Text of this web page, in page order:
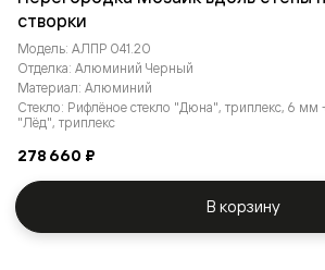
створки
Модель: АЛПР 041.20
Отделка: Алюминий Черный
Материал: Алюминий
Стекло: Рифлёное стекло "Дюна", триплекс, 6 мм
"Лёд", триплекс
278 660 ₽
В корзину